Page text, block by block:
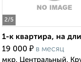
2/5
1-к квартира, на
19 000 ₽ в месяц
мкр. Центральный,